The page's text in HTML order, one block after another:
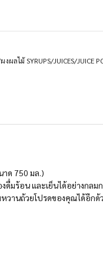
ลไม้ SYRUPS/JUICES/JUICE
ด 750 มล.)
มร้อน และเย็นได้อย่างกล
หวานถ้วยโปรดของคุณได้อีกด้